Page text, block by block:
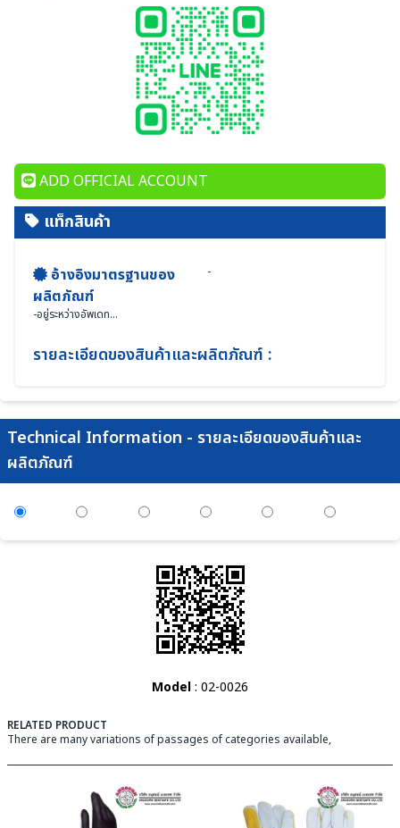
ADD OFFICIAL ACCOUNT
แท็กสินค้า
อ้างอิงมาตรฐานของ
ผลิตภัณฑ์
-อยู่ระหว่างอัพเดท...
-
รายละเอียดของสินค้าและผลิตภัณฑ์ :
Technical Information - รายละเอียดของสินค้าและ
ผลิตภัณฑ์
Model: 02-0026
RELATED PRODUCT
There are many variations of passages of categories available,